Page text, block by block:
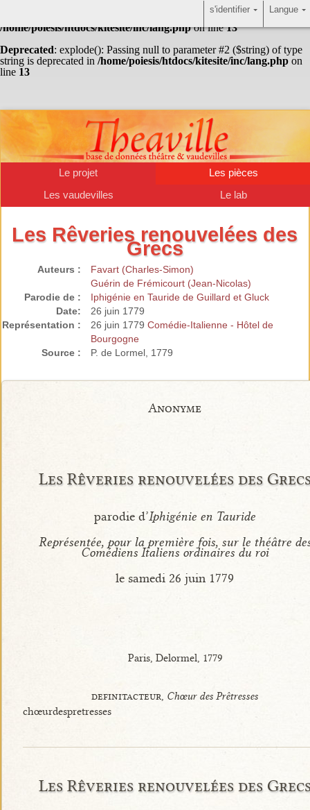
: Undefined array key "HTTP_ACCEPT_LANGUAGE" in
/home/poiesis/htdocs/kitesite/inc/lang.phpon line13
Deprecated: explode(): Passing null to parameter #2 ($string) of type
string is deprecated in /home/poiesis/htdocs/kitesite/inc/lang.php on
line 13
Le projet
Les pièces
Les vaudevilles
Le lab
Les Rêveries renouvelées des
Grecs
Auteurs :
Favart (Charles-Simon)
Guérin de Frémicourt (Jean-Nicolas)
Parodie de :
Iphigénie en Tauride de Guillard et Gluck
Date:
26 juin 1779
Représentation :
26 juin 1779 Comédie-Italienne - Hôtel de
Bourgogne
Source :
P. de Lormel, 1779
Anonyme
Les Rêveries renouvelées des
parodie d’Iphigénie en Tauride
Représentée, pour la première fois, sur le théâtre
Comédiens Italiens ordinaires du roi
le samedi 26 juin 1779
Paris, Delormel, 1779
definitacteur, Chœur des Prêtresses
chœurdespretresses
Les Rêveries renouvelées des
Langue
s'identifier